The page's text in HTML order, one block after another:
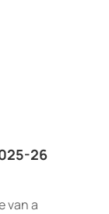
26
van a